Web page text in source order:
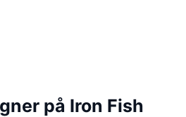
på Iron Fish